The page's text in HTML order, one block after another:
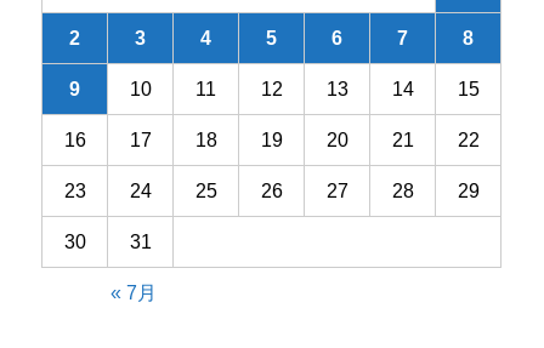
2 3 4 5 6 7 8
9 10 11 12 13 14 15
16 17 18 19 20 21 22
23 24 25 26 27 28 29
30 31
« 7月